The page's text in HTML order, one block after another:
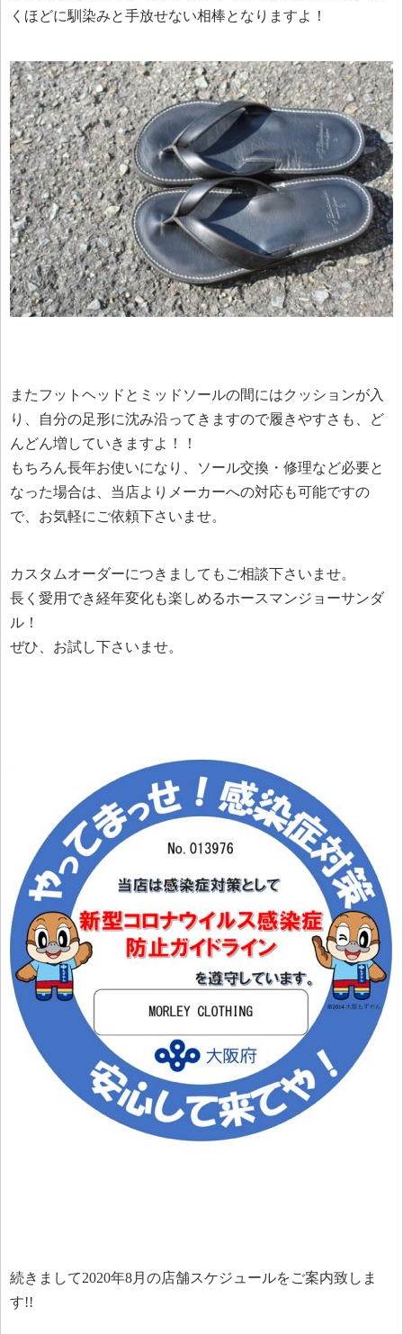
くほどに馴染みと手放せない相棒となりますよ！
またフットヘッドとミッドソールの間にはクッションが入
り、自分の足形に沈み沿ってきますので履きやすさも、ど
んどん増していきますよ！！
もちろん長年お使いになり、ソール交換・修理など必要と
なった場合は、当店よりメーカーへの対応も可能ですの
で、お気軽にご依頼下さいませ。
カスタムオーダーにつきましてもご相談下さいませ。
長く愛用でき経年変化も楽しめるホースマンジョーサンダ
ル！
ぜひ、お試し下さいませ。
続きまして2020年8月の店舗スケジュールをご案内致しま
す!!